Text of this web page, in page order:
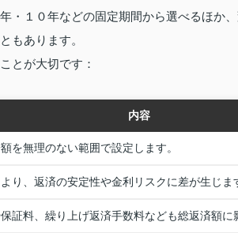
・１０年などの固定期間から選べるほか
もあります。
とが大切です：
内容
を無理のない範囲で設定します。
り、返済の安定性や金利リスクに差が生じま
証料、繰り上げ返済手数料なども総返済額に